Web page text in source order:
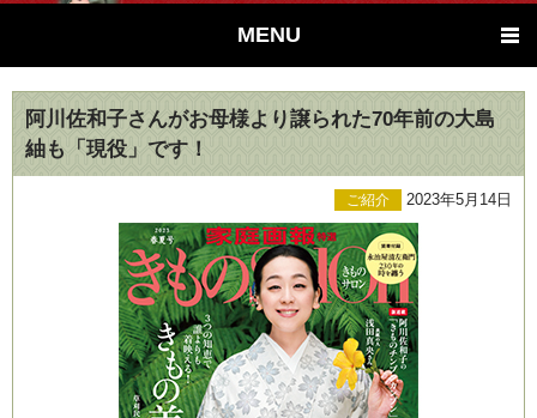
MENU
阿川佐和子さんがお母様より譲られた70年前の大島
紬も「現役」です！
ご紹介 2023年5月14日